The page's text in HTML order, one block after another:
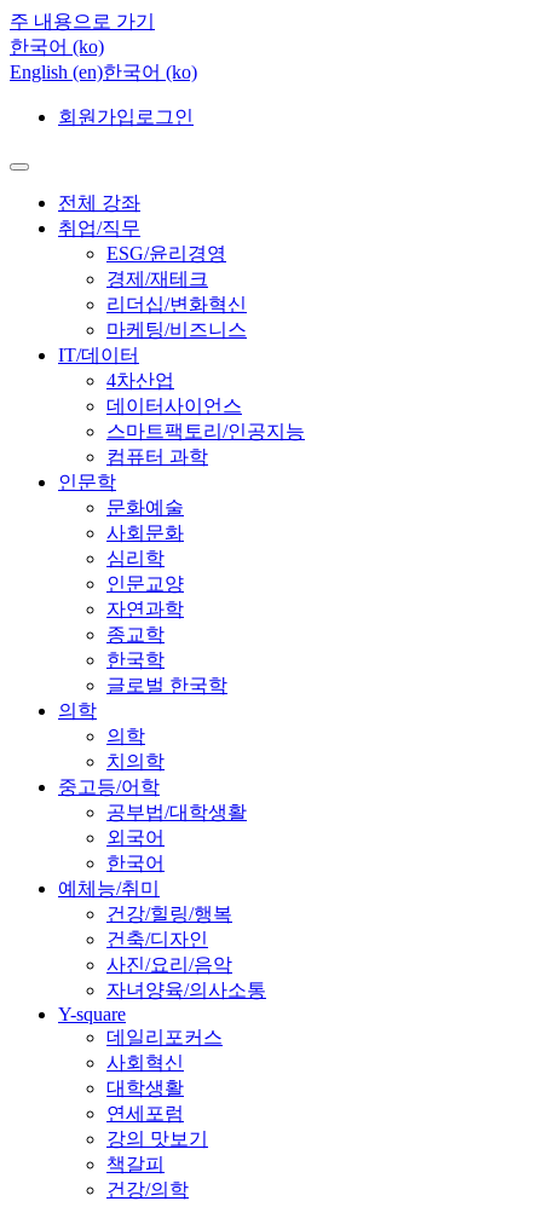
주 내용으로 가기
한국어 ‎(ko)‎
English ‎(en)‎한국어 ‎(ko)‎
회원가입 로그인
전체 강좌
취업/직무
ESG/윤리경영
경제/재테크
리더십/변화혁신
마케팅/비즈니스
IT/데이터
4차산업
데이터사이언스
스마트팩토리/인공지능
컴퓨터 과학
인문학
문화예술
사회문화
심리학
인문교양
자연과학
종교학
한국학
글로벌 한국학
의학
의학
치의학
중고등/어학
공부법/대학생활
외국어
한국어
예체능/취미
건강/힐링/행복
건축/디자인
사진/요리/음악
자녀양육/의사소통
Y-square
데일리포커스
사회혁신
대학생활
연세포럼
강의 맛보기
책갈피
건강/의학